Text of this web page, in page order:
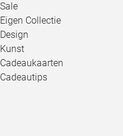
Sale
Eigen Collectie
Design
Kunst
Cadeaukaarten
Cadeautips